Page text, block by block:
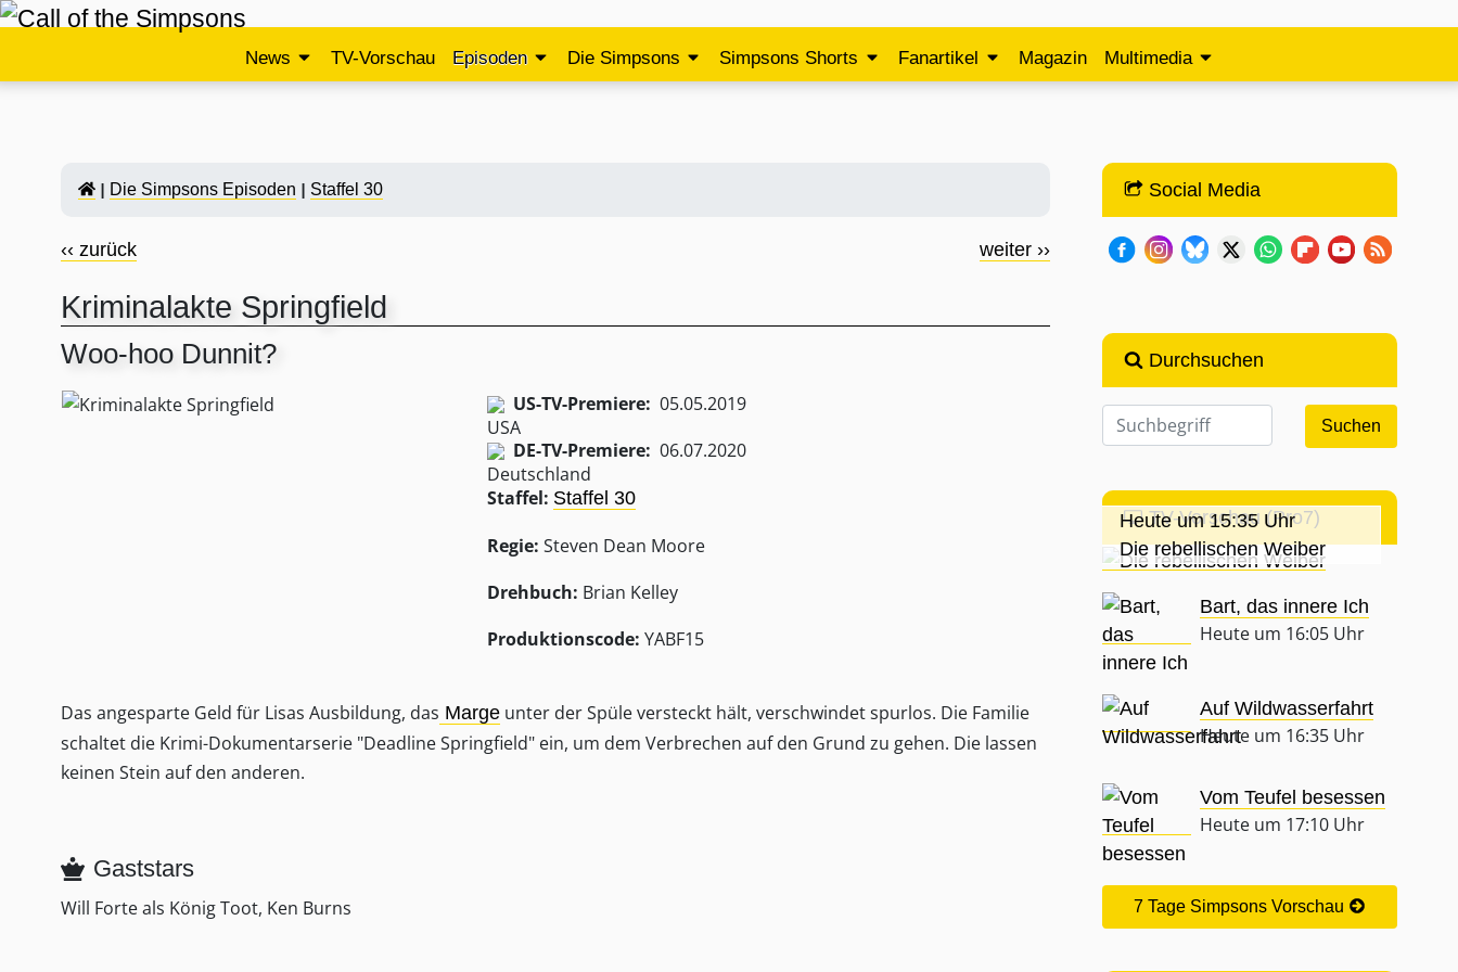
News TV-Vorschau Episoden Die Simpsons Simpsons Shorts Fanartikel Magazin Multimedia
Die Simpsons Episoden Staffel 30
‹‹ zurück weiter ››
Kriminalakte Springfield
Woo-hoo Dunnit?
US-TV-Premiere: 05.05.2019
DE-TV-Premiere: 06.07.2020
Staffel: Staffel 30
Regie: Steven Dean Moore
Drehbuch: Brian Kelley
Produktionscode: YABF15
Das angesparte Geld für Lisas Ausbildung, das Marge unter der Spüle versteckt hält, verschwindet spurlos. Die Familie
schaltet die Krimi-Dokumentarserie "Deadline Springfield" ein, um dem Verbrechen auf den Grund zu gehen. Die lassen
keinen Stein auf den anderen.
Gaststars
Will Forte als König Toot, Ken Burns
Social Media
Durchsuchen
TV-Vorschau (Pro7)
Heute um 15:35 Uhr
Die rebellischen Weiber
Bart, das innere Ich
Heute um 16:05 Uhr
Auf Wildwasserfahrt
Heute um 16:35 Uhr
Vom Teufel besessen
Heute um 17:10 Uhr
7 Tage Simpsons Vorschau